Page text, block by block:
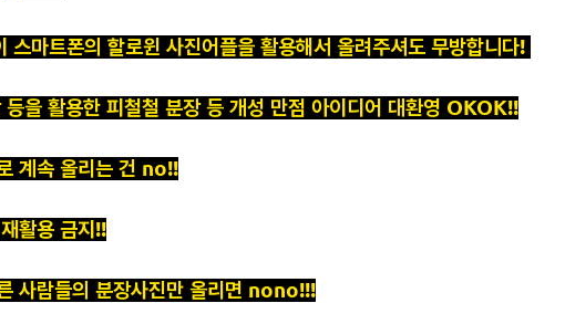
스마트폰의 할로윈 사진어플을 활용해서 올려주셔도 무방합니다!
을 활용한 피철철 분장 등 개성 만점 아이디어 대환영 OKOK!!
계속 올리는 건 no!!
활용 금지!!
사람들의 분장사진만 올리면 nono!!!